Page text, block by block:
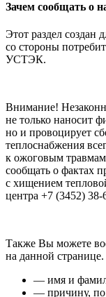
Зачем сообщать о
Этот раздел создан
со стороны
УСТЭК.
Внимание!
не только наносит
но и провоцирует
теплоснабжения
к ожоговым
сообщать о фактах
с хищением
центра +7 (3452) 38-
Также Вы можете
на данной
— имя и
— причину, по